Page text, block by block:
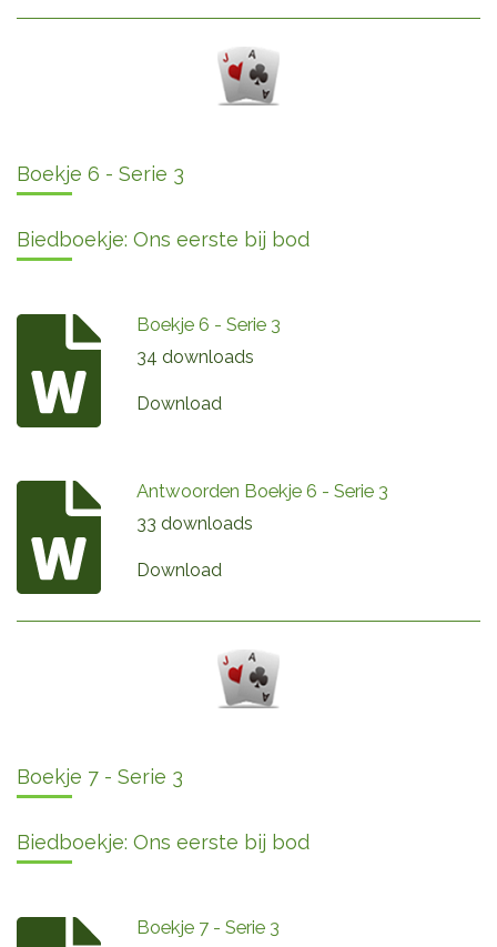
Boekje 6 - Serie 3
Biedboekje: Ons eerste bij bod
Boekje 6 - Serie 3
34 downloads
Download
Antwoorden Boekje 6 - Serie 3
33 downloads
Download
Boekje 7 - Serie 3
Biedboekje: Ons eerste bij bod
Boekje 7 - Serie 3